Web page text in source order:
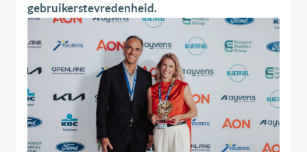
gebruikerstevredenheid.